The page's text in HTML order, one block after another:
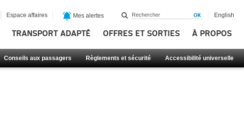
TRANSPORT ADAPTÉ OFFRES ET SORTIES À PROPOS
Conseils aux passagers Règlements et sécurité Accessibilité universelle
Espace affaires Mes alertes English